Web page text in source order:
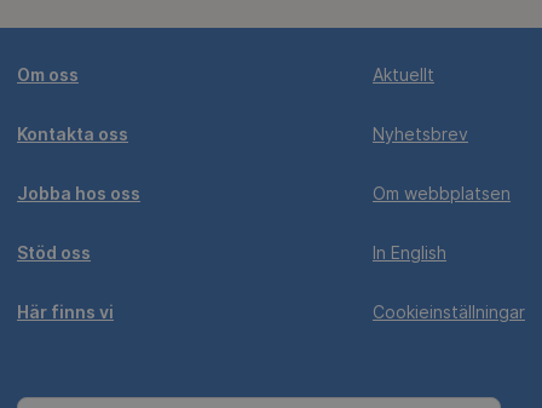
Om oss
Kontakta oss
Jobba hos oss
Stöd oss
Här finns vi
Aktuellt
Nyhetsbrev
Om webbplatsen
In English
Cookieinställningar